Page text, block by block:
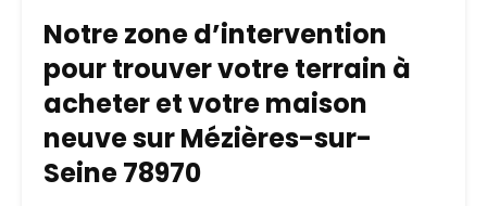
Notre zone d’intervention
pour trouver votre terrain à
acheter et votre maison
neuve sur Mézières-sur-
Seine 78970